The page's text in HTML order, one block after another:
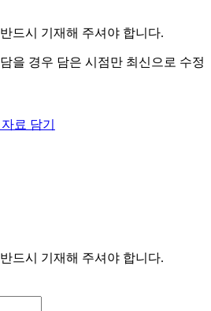
드시 기재해 주셔야 합니다.
을 경우 담은 시점만 최신으로 수정
료 담기
드시 기재해 주셔야 합니다.